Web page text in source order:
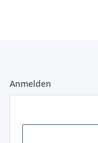
Anmelden
markierten